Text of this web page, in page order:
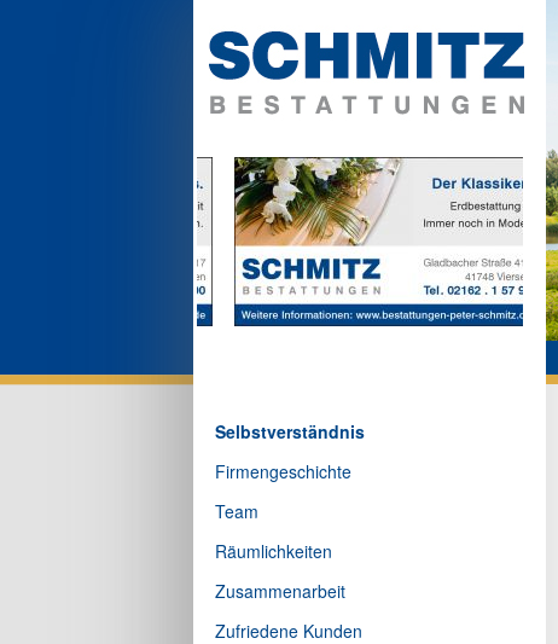
Selbstverständnis
Firmengeschichte
Team
Räumlichkeiten
Zusammenarbeit
Zufriedene Kunden